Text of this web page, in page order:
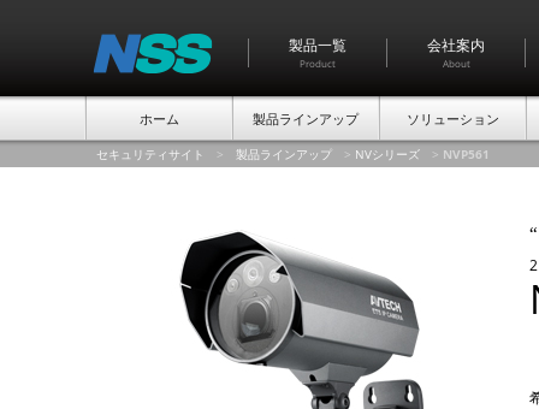
製品一覧
Product
会社案内
About
ホーム 製品ラインアップ ソリューション
セキュリティサイト > 製品ラインアップ > NVシリーズ > NVP561
“